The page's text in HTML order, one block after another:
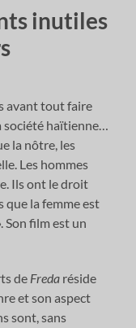
inutiles
avant tout faire
société haïtienne…
la nôtre, les
Les hommes
Ils ont le droit
que la femme est
Son film est un
de Freda réside
et son aspect
sont, sans